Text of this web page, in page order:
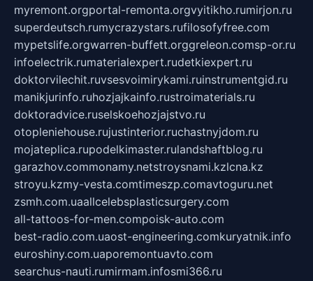
myremont.orgportal-remonta.orgvyitikho.rumirjon.ru
superdeutsch.rumycrazystars.rufilosofyfree.com
mypetslife.orgwarren-buffett.orggreleon.comsp-or.ru
infoelectrik.rumaterialexpert.rudetkiexpert.ru
doktorvilechit.ruvsesvoimirykami.ruinstrumentgid.ru
manikjurinfo.ruhozjajkainfo.rustroimaterials.ru
doktoradvice.ruselskoehozjajstvo.ru
otopleniehouse.rujustinterior.ruchastnyjdom.ru
mojateplica.rupodelkimaster.rulandshaftblog.ru
garazhov.commonamy.netstroysnami.kzlcna.kz
stroyu.kzmy-vesta.comtimeszp.comavtoguru.net
zsmh.com.uaallcelebsplasticsurgery.com
all-tattoos-for-men.compoisk-auto.com
best-radio.com.uaost-engineering.comkuryatnik.info
euroshiny.com.uaporemontuavto.com
searchus-nauti.rumirmam.infosmi366.ru